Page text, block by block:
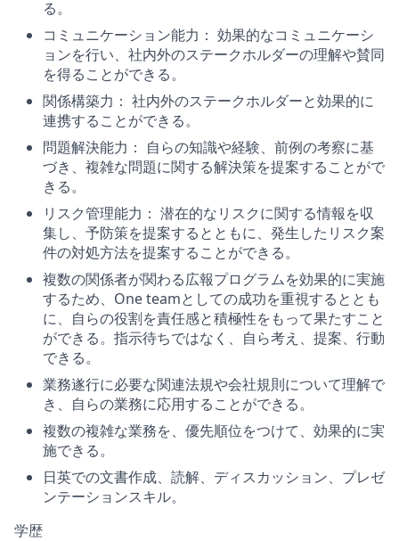
る。
コミュニケーション能力： 効果的なコミュニケーシ
ョンを行い、社内外のステークホルダーの理解や賛同
を得ることができる。
関係構築力： 社内外のステークホルダーと効果的に
連携することができる。
問題解決能力： 自らの知識や経験、前例の考察に基
づき、複雑な問題に関する解決策を提案することがで
きる。
リスク管理能力： 潜在的なリスクに関する情報を収
集し、予防策を提案するとともに、発生したリスク案
件の対処方法を提案することができる。
複数の関係者が関わる広報プログラムを効果的に実施
するため、One teamとしての成功を重視するととも
に、自らの役割を責任感と積極性をもって果たすこと
ができる。指示待ちではなく、自ら考え、提案、行動
できる。
業務遂行に必要な関連法規や会社規則について理解で
き、自らの業務に応用することができる。
複数の複雑な業務を、優先順位をつけて、効果的に実
施できる。
日英での文書作成、読解、ディスカッション、プレゼ
ンテーションスキル。
学歴